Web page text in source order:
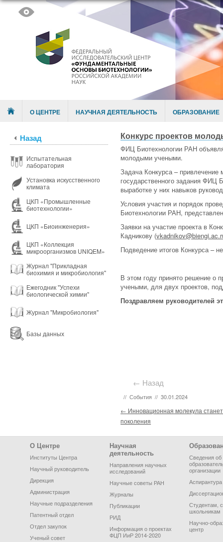
Menu О ЦЕНТРЕ НАУЧНАЯ ДЕЯТЕЛЬНОСТЬ ОБРАЗОВАНИЕ
Назад
Испытательная
лаборатория
Установка искусственного
климата
ЦКП «Промышленные
биотехнологии»
ЦКП «Биоинженерия»
ЦКП «Коллекция
микроорганизмов UNIQEM»
Журнал "Прикладная
биохимия и микробиология"
Ежегодник "Успехи
биологической химии"
Журнал "Микробиология"
Базы данных
Конкурс проектов
ФИЦ Биотехнологии РАН
молодыми учеными.
Задача Конкурса –
государственного задания ФИЦ
выработке у них навыков
Условия участия и порядок
Биотехнологии РАН,
Заявки на участие проекта в
Кадникову (
Подведение итогов Конкурса –
В этом году принято решение о
учеными, для двух проектов,
Поздравляем руководителей
← Назад
// События // 30.01.2024
Post navigation
← Инновационная молекула
поколения
Footer Menu
О Центре
Институты Центра
Научный руководитель
Дирекция
Администрация
Научные подразделения
Патентный отдел
Отдел закупок
Ученый совет
Научная
деятельность
Направления научных
исследований
Научные советы РАН
Журналы
Публикации
РИД
Информация о проектах
ФЦП ИиР 2014-2020
Сведения об
организации
Аспирантура
Студентам,
школьникам
Научно-
центр